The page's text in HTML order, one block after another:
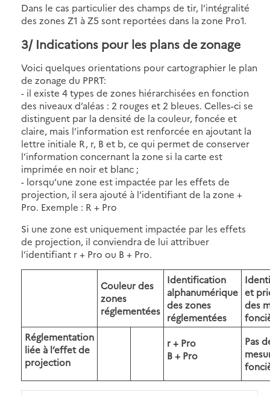
Dans le cas particulier des champs de tir, l’intégralité
des zones Z1 à Z5 sont reportées dans la zone Pro1.
3/ Indications pour les plans de zonage
Voici quelques orientations pour cartographier le plan
de zonage du PPRT:
- il existe 4 types de zones hiérarchisées en fonction
des niveaux d’aléas : 2 rouges et 2 bleues. Celles-ci se
distinguent par la densité de la couleur, foncée et
claire, mais l’information est renforcée en ajoutant la
lettre initiale R, r, B et b, ce qui permet de conserver
l’information concernant la zone si la carte est
imprimée en noir et blanc ;
- lorsqu’une zone est impactée par les effets de
projection, il sera ajouté à l’identifiant de la zone +
Pro. Exemple : R + Pro
Si une zone est uniquement impactée par les effets
de projection, il conviendra de lui attribuer
l’identifiant r + Pro ou B + Pro.
Couleur des
zones
réglementées
Identification
alphanumérique
des zones
réglementées
et
des
Réglementation
liée à l’effet de
projection
r + Pro
B + Pro
Pas